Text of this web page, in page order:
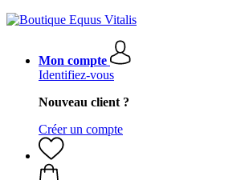
Mon compte
Identifiez-vous
Nouveau client ?
Créer un compte